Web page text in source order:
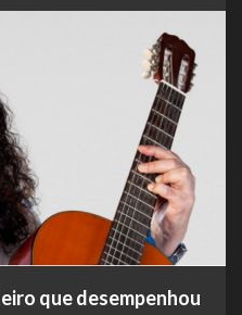
que desempenhou